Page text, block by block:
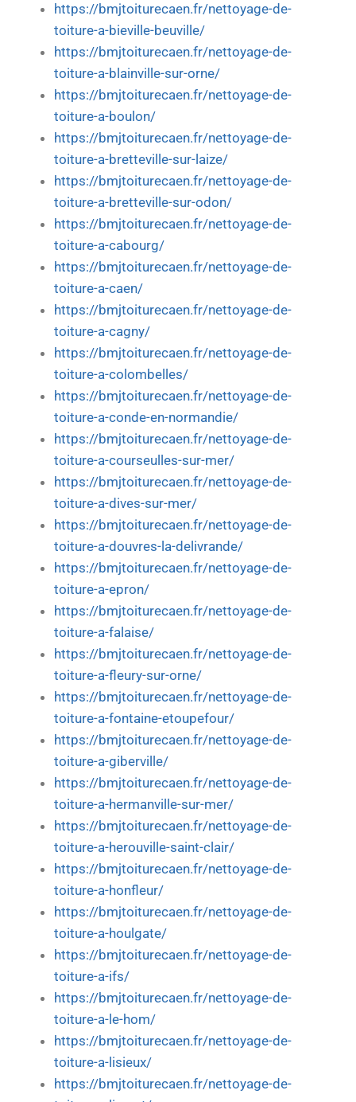
https://bmjtoiturecaen.fr/nettoyage-de-
toiture-a-bieville-beuville/
https://bmjtoiturecaen.fr/nettoyage-de-
toiture-a-blainville-sur-orne/
https://bmjtoiturecaen.fr/nettoyage-de-
toiture-a-boulon/
https://bmjtoiturecaen.fr/nettoyage-de-
toiture-a-bretteville-sur-laize/
https://bmjtoiturecaen.fr/nettoyage-de-
toiture-a-bretteville-sur-odon/
https://bmjtoiturecaen.fr/nettoyage-de-
toiture-a-cabourg/
https://bmjtoiturecaen.fr/nettoyage-de-
toiture-a-caen/
https://bmjtoiturecaen.fr/nettoyage-de-
toiture-a-cagny/
https://bmjtoiturecaen.fr/nettoyage-de-
toiture-a-colombelles/
https://bmjtoiturecaen.fr/nettoyage-de-
toiture-a-conde-en-normandie/
https://bmjtoiturecaen.fr/nettoyage-de-
toiture-a-courseulles-sur-mer/
https://bmjtoiturecaen.fr/nettoyage-de-
toiture-a-dives-sur-mer/
https://bmjtoiturecaen.fr/nettoyage-de-
toiture-a-douvres-la-delivrande/
https://bmjtoiturecaen.fr/nettoyage-de-
toiture-a-epron/
https://bmjtoiturecaen.fr/nettoyage-de-
toiture-a-falaise/
https://bmjtoiturecaen.fr/nettoyage-de-
toiture-a-fleury-sur-orne/
https://bmjtoiturecaen.fr/nettoyage-de-
toiture-a-fontaine-etoupefour/
https://bmjtoiturecaen.fr/nettoyage-de-
toiture-a-giberville/
https://bmjtoiturecaen.fr/nettoyage-de-
toiture-a-hermanville-sur-mer/
https://bmjtoiturecaen.fr/nettoyage-de-
toiture-a-herouville-saint-clair/
https://bmjtoiturecaen.fr/nettoyage-de-
toiture-a-honfleur/
https://bmjtoiturecaen.fr/nettoyage-de-
toiture-a-houlgate/
https://bmjtoiturecaen.fr/nettoyage-de-
toiture-a-ifs/
https://bmjtoiturecaen.fr/nettoyage-de-
toiture-a-le-hom/
https://bmjtoiturecaen.fr/nettoyage-de-
toiture-a-lisieux/
https://bmjtoiturecaen.fr/nettoyage-de-